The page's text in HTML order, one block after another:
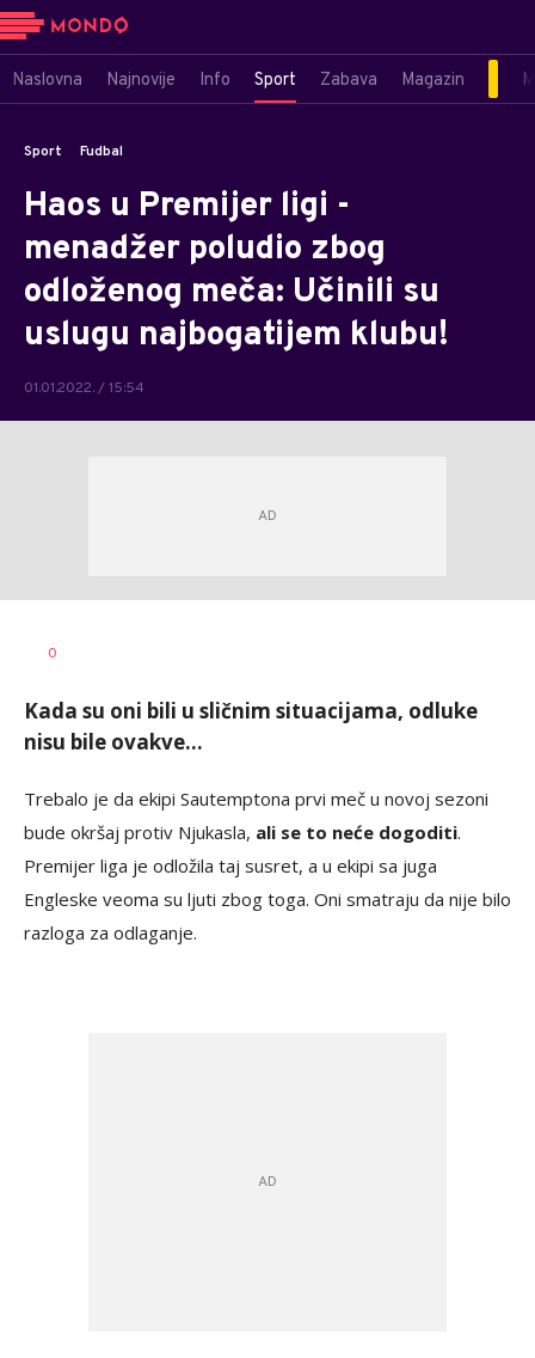
Naslovna Najnovije Info Sport Zabava Magazin
Sport Fudbal
Haos u Premijer ligi -
menadžer poludio zbog
odloženog meča: Učinili su
uslugu najbogatijem klubu!
01.01.2022. / 15:54
AUTOR
0
Kada su oni bili u sličnim situacijama, odluke
nisu bile ovakve...
Trebalo je da ekipi Sautemptona prvi meč u novoj sezoni
bude okršaj protiv Njukasla, ali se to neće dogoditi.
Premijer liga je odložila taj susret, a u ekipi sa juga
Engleske veoma su ljuti zbog toga. Oni smatraju da nije bilo
razloga za odlaganje.